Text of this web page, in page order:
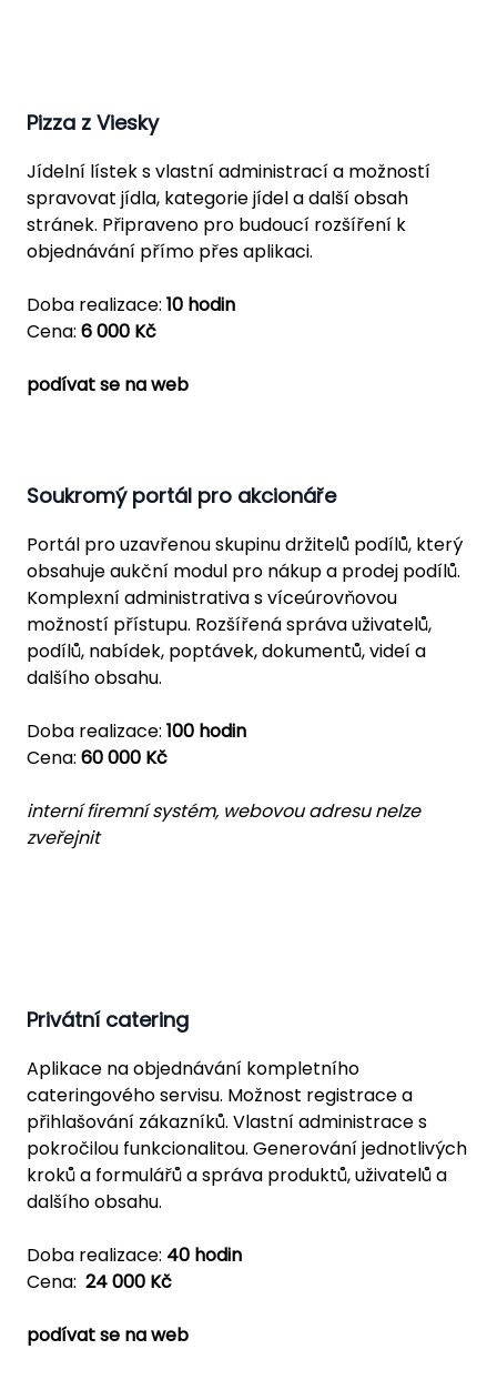
Pizza z Viesky
Jídelní lístek s vlastní administrací a možností
spravovat jídla, kategorie jídel a další obsah
stránek. Připraveno pro budoucí rozšíření k
objednávání přímo přes aplikaci.
Doba realizace: 10 hodin
Cena: 6 000 Kč
podívat se na web
Soukromý portál pro akcionáře
Portál pro uzavřenou skupinu držitelů podílů, který
obsahuje aukční modul pro nákup a prodej podílů.
Komplexní administrativa s víceúrovňovou
možností přístupu. Rozšířená správa uživatelů,
podílů, nabídek, poptávek, dokumentů, videí a
dalšího obsahu.
Doba realizace: 100 hodin
Cena: 60 000 Kč
interní firemní systém, webovou adresu nelze
zveřejnit
Privátní catering
Aplikace na objednávání kompletního
cateringového servisu. Možnost registrace a
přihlašování zákazníků. Vlastní administrace s
pokročilou funkcionalitou. Generování jednotlivých
kroků a formulářů a správa produktů, uživatelů a
dalšího obsahu.
Doba realizace: 40 hodin
Cena: 24 000 Kč
podívat se na web